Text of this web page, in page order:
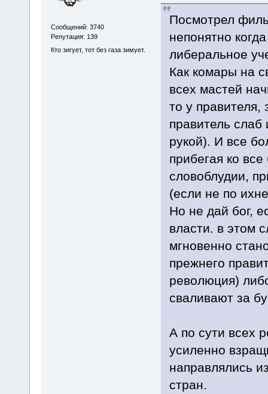
Сообщений: 3740
Репутация: 139
Кто зигует, тот без газа зимует.
Посмотрел
непонятно
либеральное
Как комары на
всех мастей
то у правителя,
правитель
рукой). И все
прибегая ко
словоблудии,
(если не по
Но не дай бог,
власти. в этом
мгновенно
прежнего
революция)
сваливают за
А по сути всех
усиленно
направлялись
стран.